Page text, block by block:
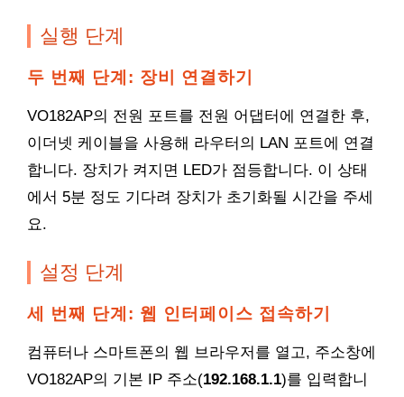
실행 단계
두 번째 단계: 장비 연결하기
VO182AP의 전원 포트를 전원 어댑터에 연결한 후,
이더넷 케이블을 사용해 라우터의 LAN 포트에 연결
합니다. 장치가 켜지면 LED가 점등합니다. 이 상태
에서 5분 정도 기다려 장치가 초기화될 시간을 주세
요.
설정 단계
세 번째 단계: 웹 인터페이스 접속하기
컴퓨터나 스마트폰의 웹 브라우저를 열고, 주소창에
VO182AP의 기본 IP 주소(192.168.1.1)를 입력합니